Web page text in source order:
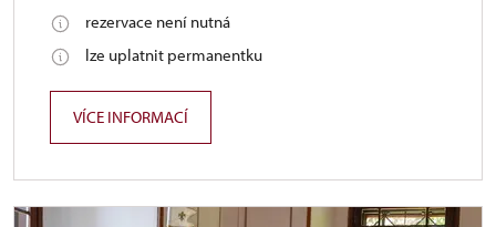
rezervace není nutná
lze uplatnit permanentku
VÍCE INFORMACÍ